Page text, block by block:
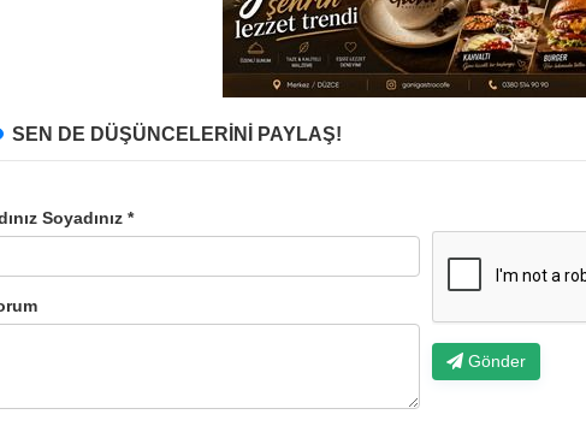
SEN DE DÜŞÜNCELERİNİ PAYLAŞ!
Soyadınız *
Gönder